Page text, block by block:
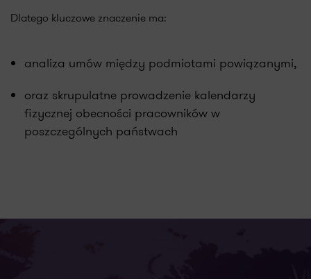
Dlatego kluczowe znaczenie ma:
analiza umów między podmiotami powiązanymi,
oraz skrupulatne prowadzenie kalendarzy
fizycznej obecności pracowników w
poszczególnych państwach